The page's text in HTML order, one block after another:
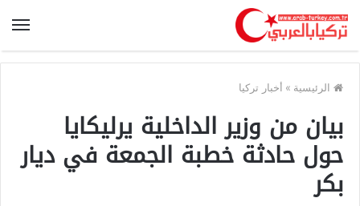
الرئيسية » أخبار تركيا
بيان من وزير الداخلية يرليكايا
حول حادثة خطبة الجمعة في ديار
بكر